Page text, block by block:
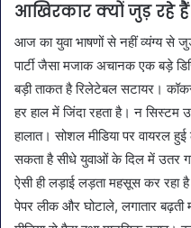
आखिरकार क्यों जुड़ रहे हैं
आज का युवा भाषणों से नहीं व्यंग्य से
पार्टी जैसा मजाक अचानक एक बड़े
बड़ी ताकत है रिलेटेबल सटायर।
हर हाल में जिंदा रहता है। न
हालात। सोशल मीडिया पर वायरल
सकता है सीधे युवाओं के दिल में उतर
ऐसी ही लड़ाई लड़ता महसूस कर रहा है।
पेपर लीक और घोटाले, लगातार बढ़ती